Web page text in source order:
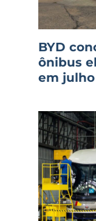
BYD
ônibus
em julho